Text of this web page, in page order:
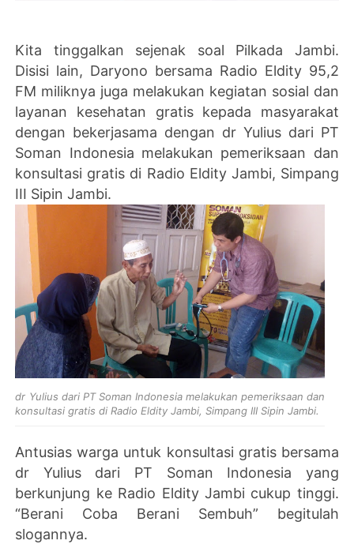
Kita tinggalkan sejenak soal Pilkada Jambi.
Disisi lain, Daryono bersama Radio Eldity 95,2
FM miliknya juga melakukan kegiatan sosial dan
layanan kesehatan gratis kepada masyarakat
dengan bekerjasama dengan dr Yulius dari PT
Soman Indonesia melakukan pemeriksaan dan
konsultasi gratis di Radio Eldity Jambi, Simpang
III Sipin Jambi.
dr Yulius dari PT Soman Indonesia melakukan pemeriksaan dan
konsultasi gratis di Radio Eldity Jambi, Simpang III Sipin Jambi.
Antusias warga untuk konsultasi gratis bersama
dr Yulius dari PT Soman Indonesia yang
berkunjung ke Radio Eldity Jambi cukup tinggi.
“Berani Coba Berani Sembuh” begitulah
slogannya.